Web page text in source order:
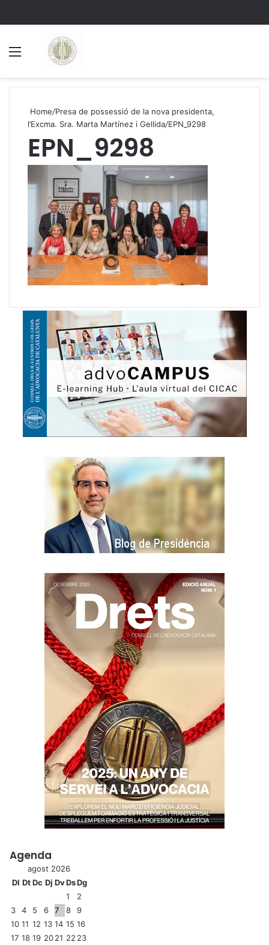
Home/Presa de possessió de la nova presidenta,
l’Excma. Sra. Marta Martínez i Gellida/EPN_9298
EPN_9298
Agenda
agost 2026
Dl DtDc Dj DvDsDg
1
2
3
4 5 6 7 8
9
10 11 12 13 14 15 16
17 18 19 2021 22 23